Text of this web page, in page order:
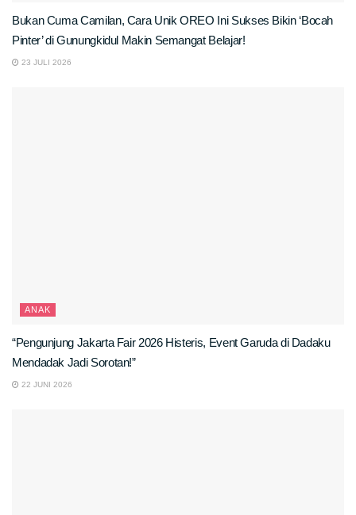
Bukan Cuma Camilan, Cara Unik OREO Ini Sukses Bikin ‘Bocah
Pinter’ di Gunungkidul Makin Semangat Belajar!
23 JULI 2026
ANAK
“Pengunjung Jakarta Fair 2026 Histeris, Event Garuda di Dadaku
Mendadak Jadi Sorotan!”
22 JUNI 2026